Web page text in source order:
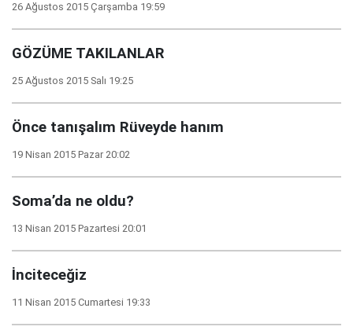
26 Ağustos 2015 Çarşamba 19:59
GÖZÜME TAKILANLAR
25 Ağustos 2015 Salı 19:25
Önce tanışalım Rüveyde hanım
19 Nisan 2015 Pazar 20:02
Soma’da ne oldu?
13 Nisan 2015 Pazartesi 20:01
İnciteceğiz
11 Nisan 2015 Cumartesi 19:33